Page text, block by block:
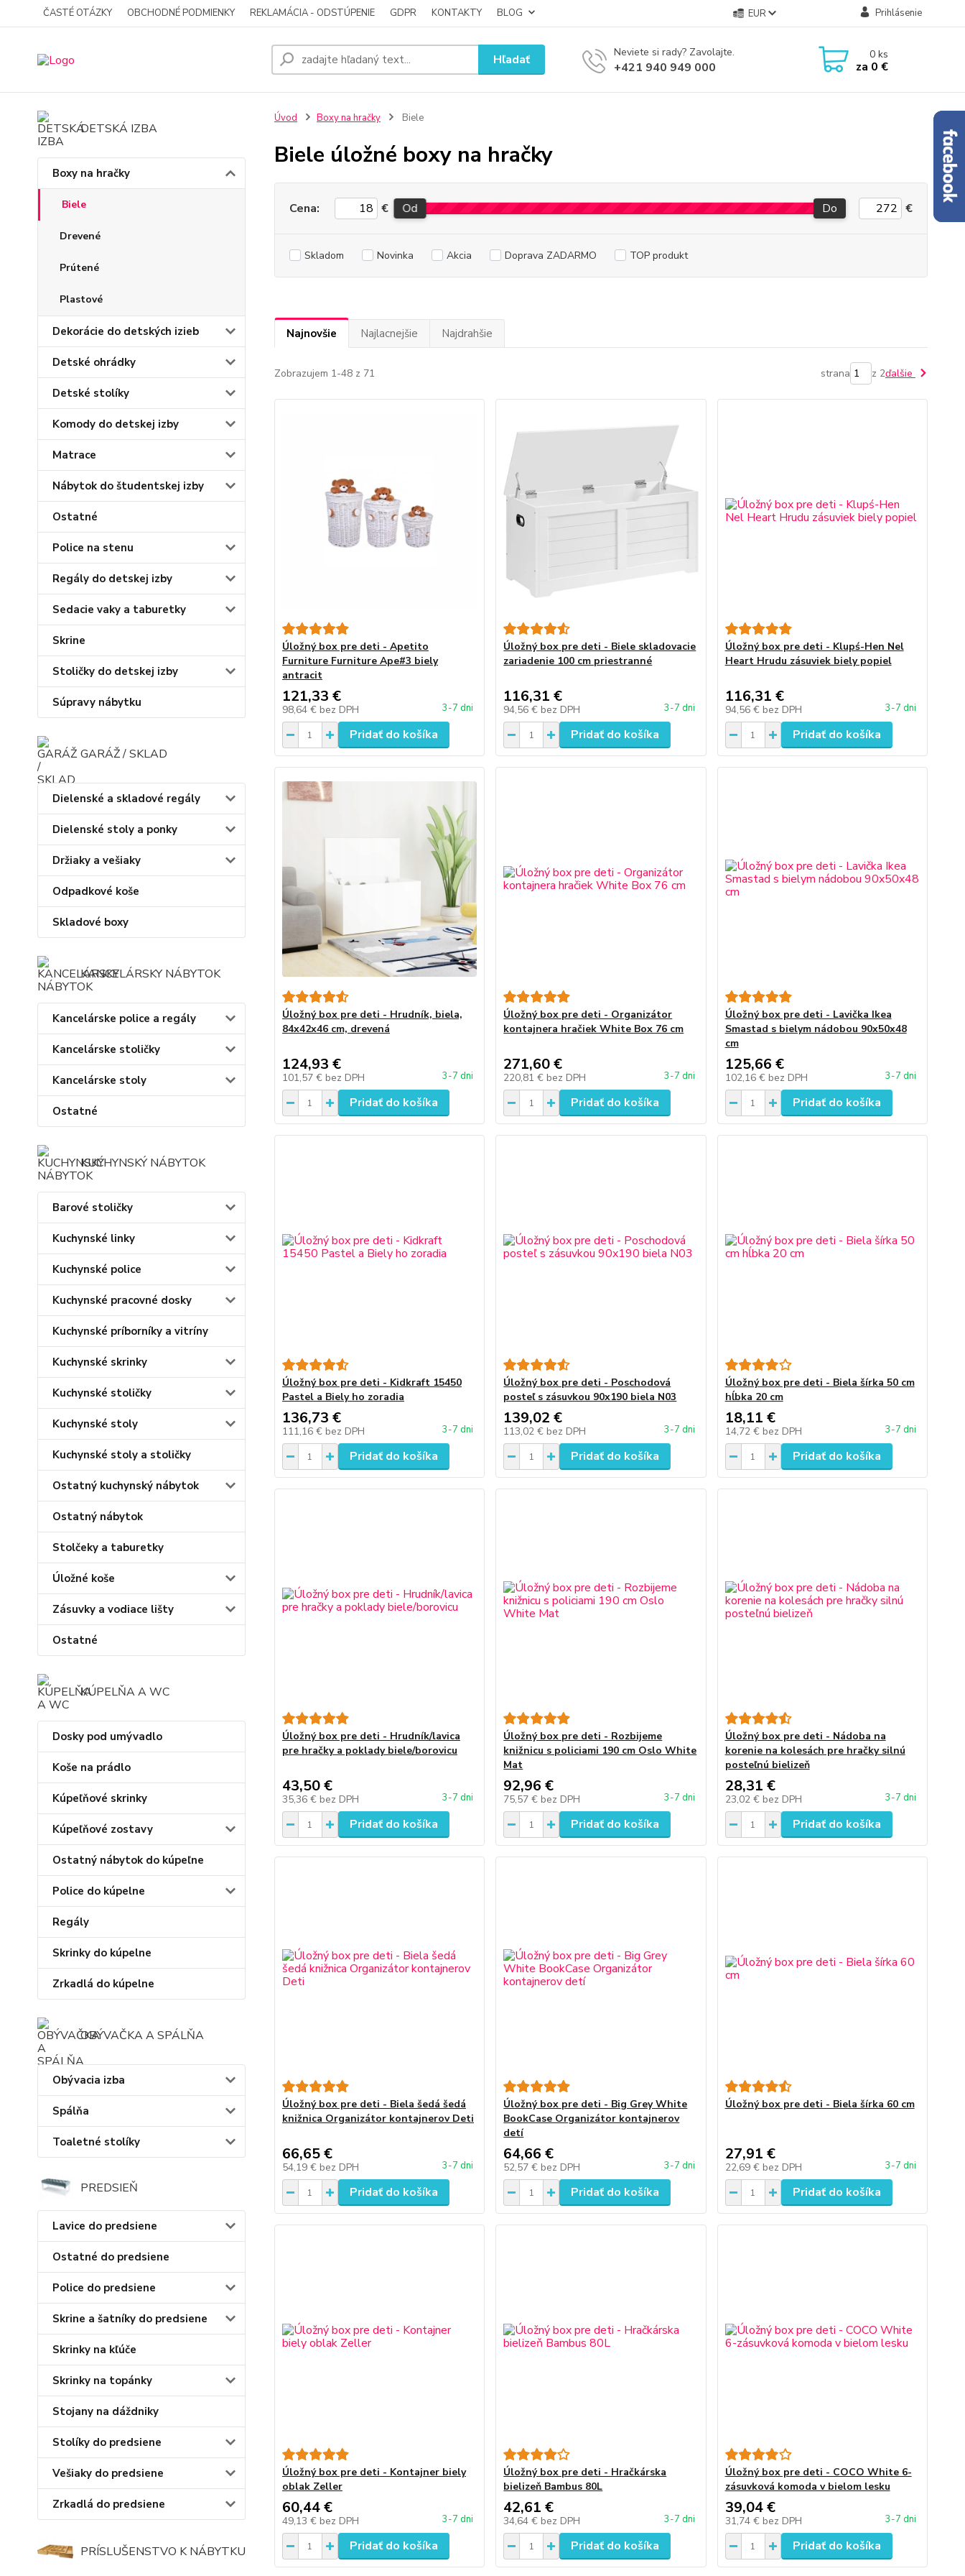
ČASTÉ OTÁZKY OBCHODNÉ PODMIENKY REKLAMÁCIA - ODSTÚPENIE GDPR KONTAKTY BLOG EUR Prihlásenie
Hľadať Neviete si rady? Zavolajte.
+421 940 949 000
0ks
za 0 €
DETSKÁ IZBA
Boxy na hračky
Biele
Drevené
Prútené
Plastové
Dekorácie do detských izieb
Detské ohrádky
Detské stolíky
Komody do detskej izby
Matrace
Nábytok do študentskej izby
Ostatné
Police na stenu
Regály do detskej izby
Sedacie vaky a taburetky
Skrine
Stoličky do detskej izby
Súpravy nábytku
GARÁŽ / SKLAD
Dielenské a skladové regály
Dielenské stoly a ponky
Držiaky a vešiaky
Odpadkové koše
Skladové boxy
KANCELÁRSKY NÁBYTOK
Kancelárske police a regály
Kancelárske stoličky
Kancelárske stoly
Ostatné
KUCHYNSKÝ NÁBYTOK
Barové stoličky
Kuchynské linky
Kuchynské police
Kuchynské pracovné dosky
Kuchynské príborníky a vitríny
Kuchynské skrinky
Kuchynské stoličky
Kuchynské stoly
Kuchynské stoly a stoličky
Ostatný kuchynský nábytok
Ostatný nábytok
Stolčeky a taburetky
Úložné koše
Zásuvky a vodiace lišty
Ostatné
KÚPELŇA A WC
Dosky pod umývadlo
Koše na prádlo
Kúpeľňové skrinky
Kúpeľňové zostavy
Ostatný nábytok do kúpeľne
Police do kúpelne
Regály
Skrinky do kúpelne
Zrkadlá do kúpelne
OBÝVAČKA A SPÁLŇA
Obývacia izba
Spálňa
Toaletné stolíky
PREDSIEŇ
Lavice do predsiene
Ostatné do predsiene
Police do predsiene
Skrine a šatníky do predsiene
Skrinky na kľúče
Skrinky na topánky
Stojany na dáždniky
Stolíky do predsiene
Vešiaky do predsiene
Zrkadlá do predsiene
PRÍSLUŠENSTVO K NÁBYTKU
Úvod Boxy na hračky Biele
Biele úložné boxy na hračky
Cena: € Od Do €
Skladom Novinka Akcia Doprava ZADARMO TOP produkt
Najnovšie Najlacnejšie Najdrahšie
Zobrazujem 1-48 z 71 strana z 2ďalšie
Úložný box pre deti - Apetito
Furniture Furniture Ape#3 biely
antracit
121,33 €
98,64 € bez DPH 3-7 dni
Pridať do košíka
Úložný box pre deti - Biele skladovacie
zariadenie 100 cm priestranné
116,31 €
94,56 € bez DPH 3-7 dni
Pridať do košíka
Úložný box pre deti - Klupś-Hen Nel
Heart Hrudu zásuviek biely popiel
116,31 €
94,56 € bez DPH 3-7 dni
Pridať do košíka
Úložný box pre deti - Hrudník, biela,
84x42x46 cm, drevená
124,93 €
101,57 € bez DPH 3-7 dni
Pridať do košíka
Úložný box pre deti - Organizátor
kontajnera hračiek White Box 76 cm
271,60 €
220,81 € bez DPH 3-7 dni
Pridať do košíka
Úložný box pre deti - Lavička Ikea
Smastad s bielym nádobou 90x50x48
cm
125,66 €
102,16 € bez DPH 3-7 dni
Pridať do košíka
Úložný box pre deti - Kidkraft 15450
Pastel a Biely ho zoradia
136,73 €
111,16 € bez DPH 3-7 dni
Pridať do košíka
Úložný box pre deti - Poschodová
posteľ s zásuvkou 90x190 biela N03
139,02 €
113,02 € bez DPH 3-7 dni
Pridať do košíka
Úložný box pre deti - Biela šírka 50 cm
hĺbka 20 cm
18,11 €
14,72 € bez DPH 3-7 dni
Pridať do košíka
Úložný box pre deti - Hrudník/lavica
pre hračky a poklady biele/borovicu
43,50 €
35,36 € bez DPH 3-7 dni
Pridať do košíka
Úložný box pre deti - Rozbijeme
knižnicu s policiami 190 cm Oslo White
Mat
92,96 €
75,57 € bez DPH 3-7 dni
Pridať do košíka
Úložný box pre deti - Nádoba na
korenie na kolesách pre hračky silnú
posteľnú bielizeň
28,31 €
23,02 € bez DPH 3-7 dni
Pridať do košíka
Úložný box pre deti - Biela šedá šedá
knižnica Organizátor kontajnerov Deti
66,65 €
54,19 € bez DPH 3-7 dni
Pridať do košíka
Úložný box pre deti - Big Grey White
BookCase Organizátor kontajnerov
detí
64,66 €
52,57 € bez DPH 3-7 dni
Pridať do košíka
Úložný box pre deti - Biela šírka 60 cm
27,91 €
22,69 € bez DPH 3-7 dni
Pridať do košíka
Úložný box pre deti - Kontajner biely
oblak Zeller
60,44 €
49,13 € bez DPH 3-7 dni
Pridať do košíka
Úložný box pre deti - Hračkárska
bielizeň Bambus 80L
42,61 €
34,64 € bez DPH 3-7 dni
Pridať do košíka
Úložný box pre deti - COCO White 6-
zásuvková komoda v bielom lesku
39,04 €
31,74 € bez DPH 3-7 dni
Pridať do košíka